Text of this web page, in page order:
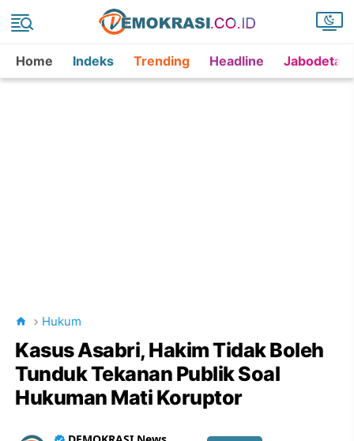
Home Indeks Trending Headline
Hukum
Kasus Asabri, Hakim Tidak Boleh
Tunduk Tekanan Publik Soal
Hukuman Mati Koruptor